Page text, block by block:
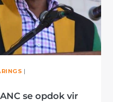
|
se opdok vir